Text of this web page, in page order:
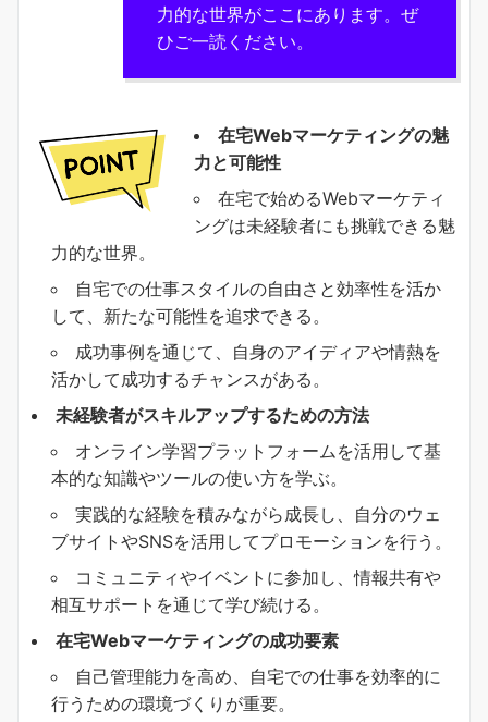
力的な世界がここにあります。ぜ
ひご一読ください。
在宅Webマーケティングの魅
力と可能性
在宅で始めるWebマーケティ
ングは未経験者にも挑戦できる魅
力的な世界。
自宅での仕事スタイルの自由さと効率性を活か
して、新たな可能性を追求できる。
成功事例を通じて、自身のアイディアや情熱を
活かして成功するチャンスがある。
未経験者がスキルアップするための方法
オンライン学習プラットフォームを活用して基
本的な知識やツールの使い方を学ぶ。
実践的な経験を積みながら成長し、自分のウェ
ブサイトやSNSを活用してプロモーションを行う。
コミュニティやイベントに参加し、情報共有や
相互サポートを通じて学び続ける。
在宅Webマーケティングの成功要素
自己管理能力を高め、自宅での仕事を効率的に
行うための環境づくりが重要。